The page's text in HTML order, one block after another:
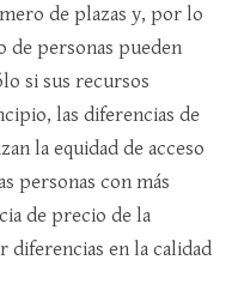
de plazas y, por lo
de personas pueden
si sus recursos
las diferencias de
la equidad de acceso
personas con más
de precio de la
en la calidad